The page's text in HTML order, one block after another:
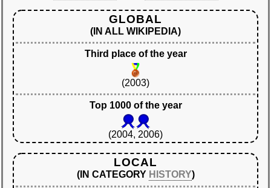
GLOBAL
(IN ALL WIKIPEDIA)
Third place of the year
(2003)
Top 1000 of the year
(2004, 2006)
LOCAL
(IN CATEGORY HISTORY)